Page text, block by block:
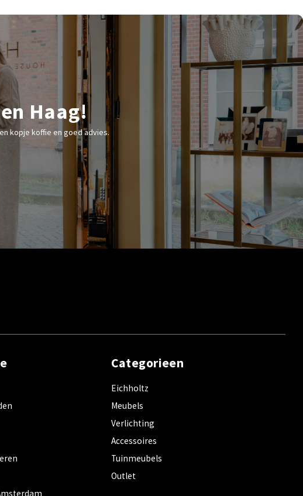
Haag!
kopje koffie en goed advies.
Categorieen
Eichholtz
Meubels
Verlichting
Accessoires
Tuinmeubels
Outlet